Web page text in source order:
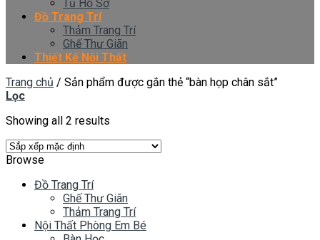
Tủ Hồ Sơ
Đồ Trang Trí
Thảm Trang Trí
Ghế Thư Giãn
Thiết Kế Nội Thất
Trang chủ / Sản phẩm được gắn thẻ “bàn họp chân sắt”
Lọc
Showing all 2 results
Browse
Đồ Trang Trí
Ghế Thư Giãn
Thảm Trang Trí
Nội Thất Phòng Em Bé